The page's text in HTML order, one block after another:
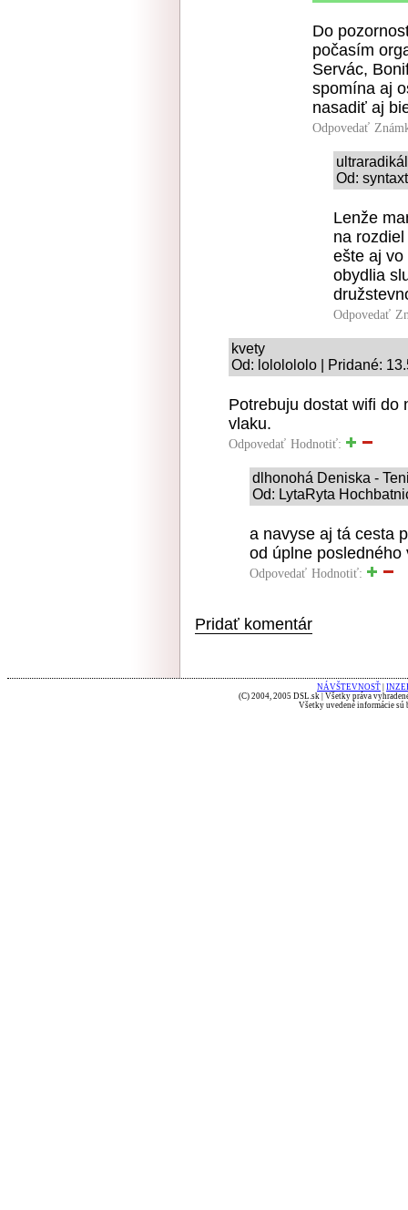
Do
počasím
Servác,
spomína aj
nasadiť aj
Odpovedať
Od:
Lenže
na
ešte aj vo
obydlia
Odpovedať
kvety
Od: lololololo | Pridané:
Potrebuju dostat wifi do
vlaku.
Odpovedať Hodnotiť:
dlhonohá Deniska -
Od: LytaRyta
a navyse aj tá cesta
od úplne posledného
Odpovedať Hodnotiť:
Pridať komentár
NÁVŠTEVNOSŤ
(C) 2004, 2005 DSL.sk | Všetky práva
Všetky uvedené informácie sú